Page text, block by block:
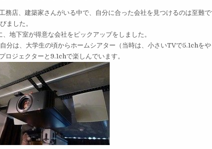
務店、建築家さんがいる中で、自分に合った会社を見つけるのは至難
ました。
、地下室が得意な会社をピックアップをしました。
分は、大学生の頃からホームシアター（当時は、小さいTVで5.1chを
ロジェクターと9.1chで楽しんでいます。